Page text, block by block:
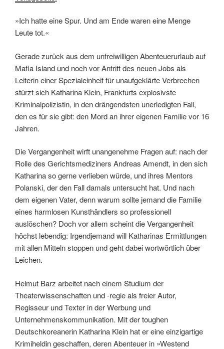
»Ich hatte eine Spur. Und am Ende waren eine Menge
Leute tot.«
Gerade zurück aus dem unfreiwilligen Abenteuerurlaub auf
Mafia Island und noch vor Antritt des neuen Jobs als
Leiterin einer Spezialeinheit für unaufgeklärte Verbrechen
stürzt sich Katharina Klein, Frankfurts explosivste
Kriminalpolizistin, in den drängendsten unerledigten Fall,
den es für sie gibt: den Mord an ihrer eigenen Familie vor 16
Jahren.
Die Vergangenheit wirft unangenehme Fragen auf: nach der
Rolle des Gerichtsmediziners Andreas Amendt, in den sich
Katharina so gerne verlieben würde, und ihres Mentors
Polanski, der den Fall damals untersucht hat. Und nach
dem eigenen Vater, denn warum sollte jemand die Familie
eines harmlosen Kunsthändlers so professionell
auslöschen? Doch vor allem scheint die Vergangenheit
höchst lebendig: Irgendjemand will Katharinas Ermittlungen
mit allen Mitteln stoppen und geht dabei wortwörtlich über
Leichen.
Helmut Barz arbeitet nach einem Studium der
Theaterwissenschaften und -regie als freier Autor,
Regisseur und Texter in der Werbung und
Unternehmenskommunikation. Mit der toughen
Deutschkoreanerin Katharina Klein hat er eine einzigartige
Krimiheldin geschaffen, deren Abenteuer in »Westend